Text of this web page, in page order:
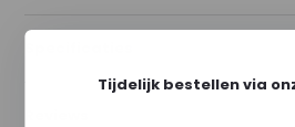
Tijdelijk bestellen via